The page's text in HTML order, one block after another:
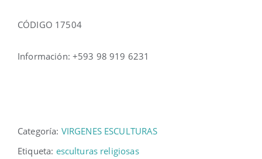
CÓDIGO 17504
Información: +593 98 919 6231
Categoría: VIRGENES ESCULTURAS
Etiqueta: esculturas religiosas